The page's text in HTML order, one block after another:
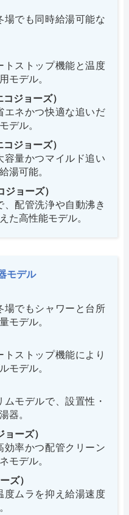
場でも同時給湯可能な
トストップ機能と温度
モデル。
ジョーズ）
エネかつ快適な追いだ
デル。
ジョーズ）
容量かつマイルド追い
湯可能。
ョーズ）
配管洗浄や自動沸き
た高性能モデル。
モデル
場でもシャワーと台所
モデル。
ストップ機能により
モデル。
モデルで、設置性・
器。
ーズ）
効率かつ配管クリーン
モデル。
ズ）
度ムラを抑え給湯速度